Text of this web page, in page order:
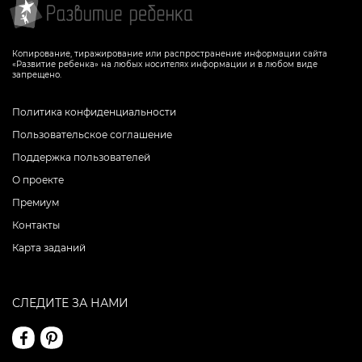
Копирование, тиражирование или распространение информации сайта
«Развитие ребенка» на любых носителях информации и в любом виде
запрещено.
Политика конфиденциальности
Пользовательское соглашение
Поддержка пользователей
О проекте
Премиум
Контакты
Карта заданий
СЛЕДИТЕ ЗА НАМИ